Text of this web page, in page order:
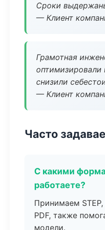
Сроки
— Клиент
Грамотная
оптимизировали
снизили
— Клиент
Часто
С какими
работаете?
Принимаем STEP,
PDF, также
модели.